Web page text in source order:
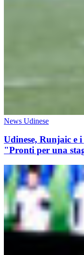
News Udinese
Udinese, Runjaic e
"Pronti per una